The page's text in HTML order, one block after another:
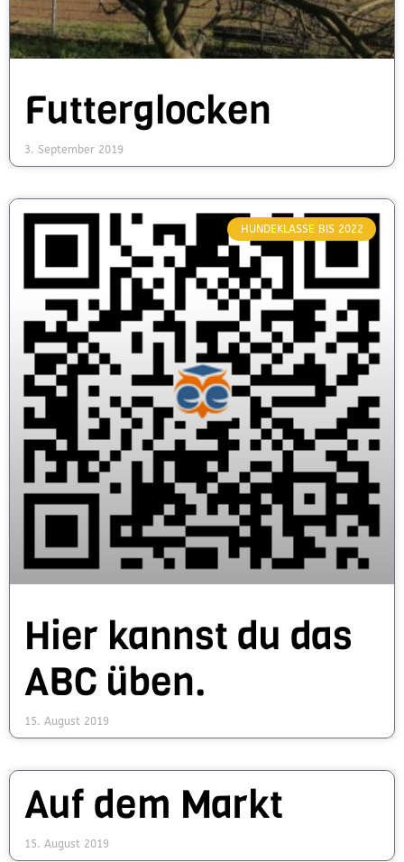
Futterglocken
3. September 2019
HUNDEKLASSE BIS 2022
Hier kannst du das
ABC üben.
15. August 2019
Auf dem Markt
15. August 2019